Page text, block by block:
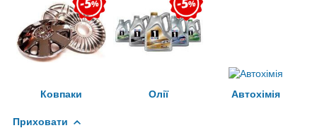
Ковпаки Олії Автохімія
Приховати